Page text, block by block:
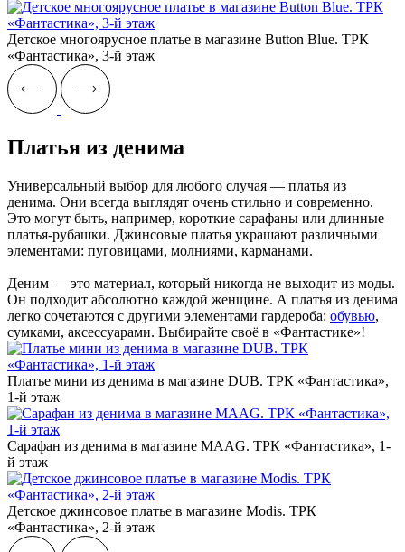
Детское многоярусное платье в магазине Button Blue. ТРК
«Фантастика», 3-й этаж
Платья из денима
Универсальный выбор для любого случая — платья из
денима. Они всегда выглядят очень стильно и современно.
Это могут быть, например, короткие сарафаны или длинные
платья-рубашки. Джинсовые платья украшают различными
элементами: пуговицами, молниями, карманами.
Деним — это материал, который никогда не выходит из моды.
Он подходит абсолютно каждой женщине. А платья из денима
легко сочетаются с другими элементами гардероба: обувью,
сумками, аксессуарами. Выбирайте своё в «Фантастике»!
Платье мини из денима в магазине DUB. ТРК «‎Фантастика»,
1-й этаж
Сарафан из денима в магазине MAAG. ТРК «‎Фантастика», 1-
й этаж
Детское джинсовое платье в магазине Modis. ТРК
«‎Фантастика», 2-й этаж